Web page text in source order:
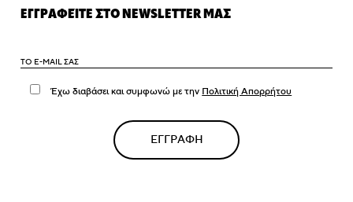
ΕΓΓΡΑΦΕΊΤΕ ΣΤΟ NEWSLETTER ΜΑΣ
Έχω διαβάσει και συμφωνώ με την Πολιτική Απορρήτου
ΕΓΓΡΑΦΗ